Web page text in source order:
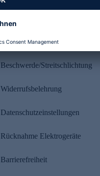
Rechtliches
Beschwerde/Streitschlichtung
Widerrufsbelehrung
Datenschutzeinstellungen
Rücknahme Elektrogeräte
Barrierefreiheit